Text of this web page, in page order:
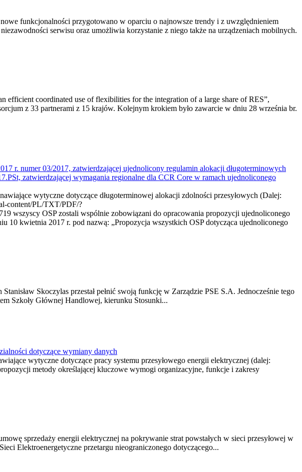
funkcjonalności przygotowano w oparciu o najnowsze trendy i z uwzględnieniem
serwisu oraz umożliwia korzystanie z niego także na urządzeniach mobilnych.
efficient coordinated use of flexibilities for the integration of a large share of RES”,
z 33 partnerami z 15 krajów. Kolejnym krokiem było zawarcie w dniu 28 września br.
r. numer 03/2017, zatwierdzającej ujednolicony regulamin alokacji długoterminowych
zatwierdzającej wymagania regionalne dla CCR Core w ramach ujednoliconego
wytyczne dotyczące długoterminowej alokacji zdolności przesyłowych (Dalej:
content/PL/TXT/PDF/?
wszyscy OSP zostali wspólnie zobowiązani do opracowania propozycji ujednoliconego
10 kwietnia 2017 r. pod nazwą: „Propozycja wszystkich OSP dotycząca ujednoliconego
Skoczylas przestał pełnić swoją funkcję w Zarządzie PSE S.A. Jednocześnie tego
Szkoły Głównej Handlowej, kierunku Stosunki...
dotyczące wymiany danych
wytyczne dotyczące pracy systemu przesyłowego energii elektrycznej (dalej:
metody określającej kluczowe wymogi organizacyjne, funkcje i zakresy
sprzedaży energii elektrycznej na pokrywanie strat powstałych w sieci przesyłowej w
Elektroenergetyczne przetargu nieograniczonego dotyczącego...